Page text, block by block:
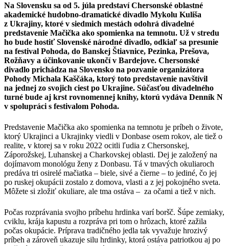
Na Slovensku sa od 5. júla predstaví Chersonské oblastné
akademické hudobno-dramatické divadlo Mykolu Kuliša
z Ukrajiny, ktoré v siedmich mestách odohrá divadelné
predstavenie Mačička ako spomienka na temnotu. Už v stredu
ho bude hostiť Slovenské národné divadlo, odkiaľ sa presunie
na festival Pohoda, do Banskej Štiavnice, Pezinka, Prešova,
Rožňavy a účinkovanie ukončí v Bardejove. Chersonské
divadlo prichádza na Slovensko na pozvanie organizátora
Pohody Michala Kaščáka, ktorý toto predstavenie navštívil
na jednej zo svojich ciest po Ukrajine. Súčasťou divadelného
turné bude aj krst rovnomennej knihy, ktorú vydáva Denník N
v spolupráci s festivalom Pohoda.
Predstavenie Mačička ako spomienka na temnotu je príbeh o živote,
ktorý Ukrajinci a Ukrajinky viedli v Donbase osem rokov, ale tiež o
realite, v ktorej sa v roku 2022 ocitli ľudia z Chersonskej,
Záporožskej, Luhanskej a Charkovskej oblasti. Dej je založený na
dojímavom monológu ženy z Donbasu. Tá v tmavých okuliaroch
predáva tri osirelé mačiatka – biele, sivé a čierne – to jediné, čo jej
po ruskej okupácii zostalo z domova, vlasti a z jej pokojného sveta.
Môžete si zložiť okuliare, ale tma ostáva – za očami a tiež v nich.
Počas rozprávania svojho príbehu hrdinka varí boršč. Šúpe zemiaky,
cviklu, krája kapustu a rozpráva pri tom o hrôzach, ktoré zažila
počas okupácie. Príprava tradičného jedla tak vyvažuje hrozivý
príbeh a zároveň ukazuje silu hrdinky, ktorá ostáva patriotkou aj po